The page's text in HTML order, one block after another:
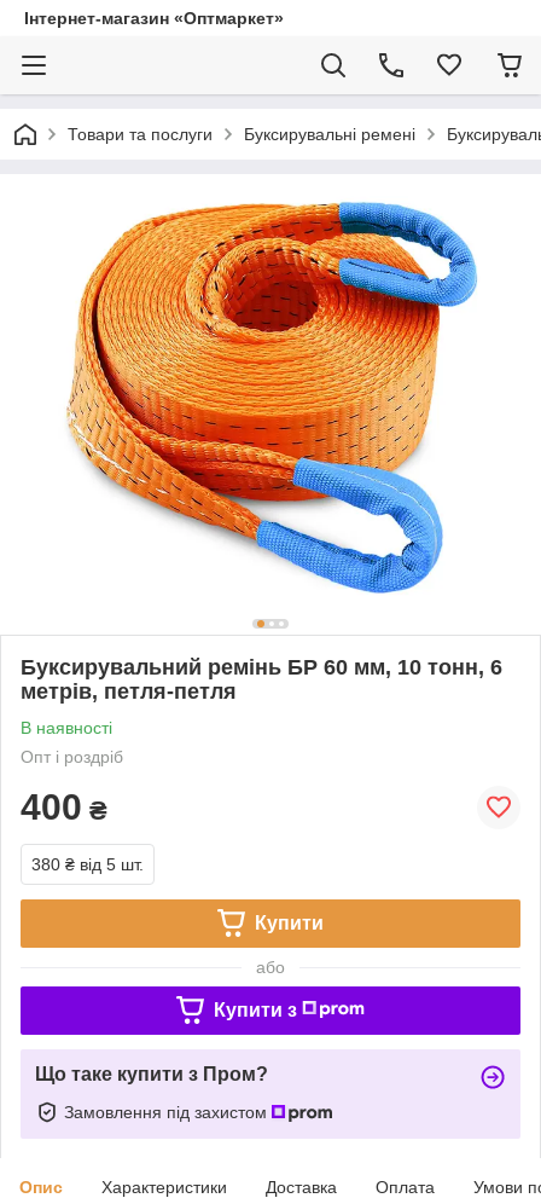
Інтернет-магазин «Оптмаркет»
Товари та послуги Буксирувальні ремені
Буксирувальний ремінь БР 60 мм, 10 тонн, 6
метрів, петля-петля
В наявності
Опт і роздріб
400 ₴
380 ₴ від 5 шт.
Купити
або
Купити з
Що таке купити з Пром?
Замовлення під захистом
Опис Характеристики Доставка Оплата Умови